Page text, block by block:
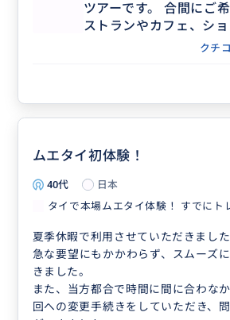
ツアーです。 合間にご
ストランやカフェ、シ
ることが可能です。 詳
クチ
ムエタイ初体験！
40代
日本
タイで本場ムエタイ体験！ すでにト
夏季休暇で利用させていただきました
急な要望にもかかわらず、スムーズ
きました。
また、当方都合で時間に間に合わな
回への変更手続きをしていただき、